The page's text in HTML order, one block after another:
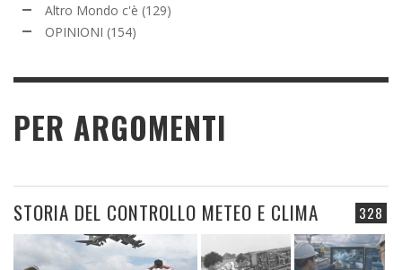
Altro Mondo c'è (129)
OPINIONI (154)
PER ARGOMENTI
328
STORIA DEL CONTROLLO METEO E CLIMA